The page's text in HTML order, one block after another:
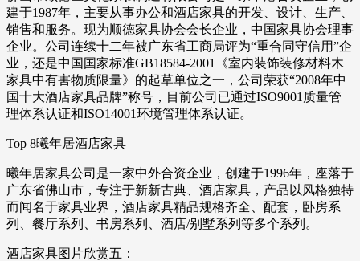
建于1987年，主要从事办公和酒店家具的开发、设计、生产、
销售和服务。现为顺德家具协会会长企业，中国家具协会理事
企业。公司连续十二年被广东省工商局评为“重合同守信用”企
业，还是中国国家标准GB18584-2001《室内装饰装修材料木
家具中有害物质限量》的起草单位之一，公司荣获“2008年中
国十大酒店家具品牌”称号，目前公司已通过ISO9001质量管
理体系认证和ISO14001环境管理体系认证。
Top 8曦年居酒店家具
曦年居家具公司是一家中外合资企业，创建于1996年，座落于
广东省佛山市，专注于新新古典、酒店家具，产品以风格独特
而闻名于家具业界，酒店家具精品规格齐全、配套，卧房系
列、餐厅系列、书房系列、酒店/别墅系列等多个系列。
酒店家具图片欣赏五：